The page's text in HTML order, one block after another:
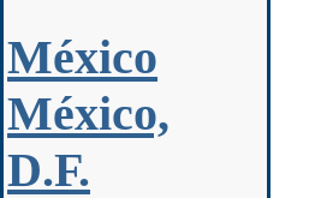
México
México,
D.F.